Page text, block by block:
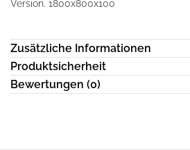
Version. 1800x800x100
Zusätzliche Informationen
Produktsicherheit
Bewertungen (0)